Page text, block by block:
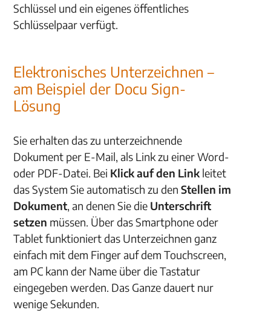
Schlüssel und ein eigenes öffentliches
Schlüsselpaar verfügt.
Elektronisches Unterzeichnen –
am Beispiel der Docu Sign-
Lösung
Sie erhalten das zu unterzeichnende
Dokument per E-Mail, als Link zu einer Word-
oder PDF-Datei. Bei Klick auf den Link leitet
das System Sie automatisch zu den Stellen im
Dokument, an denen Sie die Unterschrift
setzen müssen. Über das Smartphone oder
Tablet funktioniert das Unterzeichnen ganz
einfach mit dem Finger auf dem Touchscreen,
am PC kann der Name über die Tastatur
eingegeben werden. Das Ganze dauert nur
wenige Sekunden.